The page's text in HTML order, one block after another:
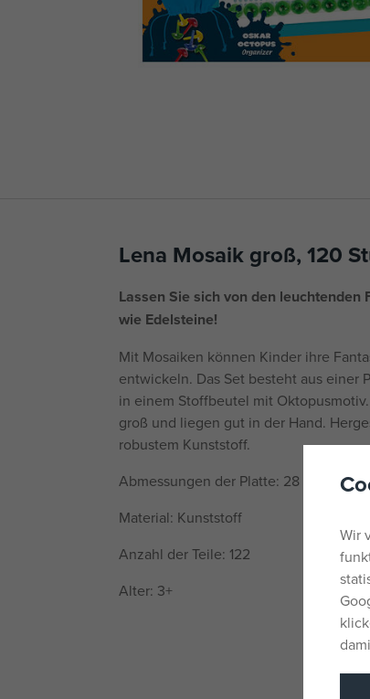
Lena Mosaik groß, 120
Lassen Sie sich von den
wie Edelsteine!
Mit Mosaiken können Kinder ihre
entwickeln. Das Set besteht aus einer
in einem Stoffbeutel mit
groß und liegen gut in der Hand.
robustem Kunststoff.
Abmessungen der Platte: 28 x 19,5 cm
Material: Kunststoff
Anzahl der Teile: 122
Alter: 3+
Wir